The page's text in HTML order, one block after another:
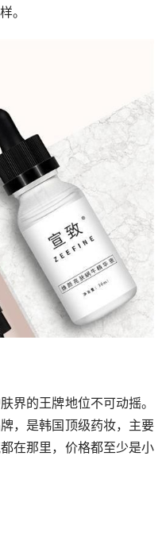
。
界的王牌地位不可动摇。
，是韩国顶级药妆，主要
在那里，价格都至少是小